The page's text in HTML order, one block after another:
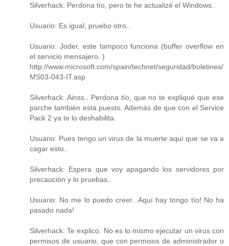
Silverhack: Perdona tío, pero te he actualizé el Windows..
Usuario: Es igual, pruebo otro..
Usuario: Joder, este tampoco funciona (buffer overflow en
el servicio mensajero..)
http://www.microsoft.com/spain/technet/seguridad/boletines/
MS03-043-IT.asp
Silverhack: Ainss.. Perdona tío, que no te expliqué que ese
parche también está puesto. Además de que con el Service
Pack 2 ya te lo deshabilita.
Usuario: Pues tengo un virus de la muerte aquí que se va a
cagar esto..
Silverhack: Espera que voy apagando los servidores por
precaución y lo pruebas..
Usuario: No me lo puedo creer.. Aquí hay tongo tío! No ha
pasado nada!
Silverhack: Te explico. No es lo mismo ejecutar un virus con
permisos de usuario, que con permisos de administrador o